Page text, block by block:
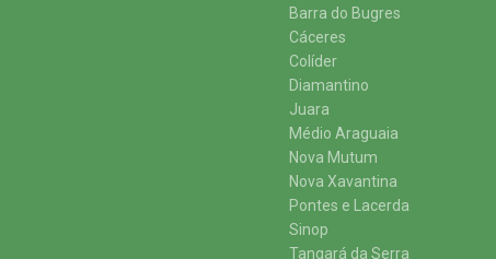
Barra do Bugres
Cáceres
Colíder
Diamantino
Juara
Médio Araguaia
Nova Mutum
Nova Xavantina
Pontes e Lacerda
Sinop
Tangará da Serra